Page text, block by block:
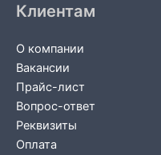
Клиентам
О компании
Вакансии
Прайс-лист
Вопрос-ответ
Реквизиты
Оплата